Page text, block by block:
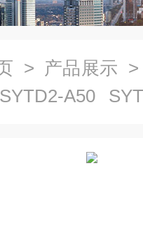
> 产品展示
A50